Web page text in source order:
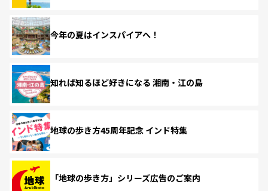
今年の夏はインスパイアへ！
知れば知るほど好きになる 湘南・江の島
地球の歩き方45周年記念 インド特集
「地球の歩き方」シリーズ広告のご案内